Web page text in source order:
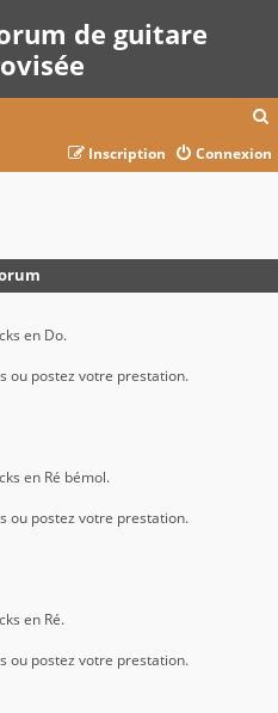
de guitare
c
Connexion
Inscription
en Do.
ou postez votre prestation.
en Ré bémol.
ou postez votre prestation.
en Ré.
ou postez votre prestation.